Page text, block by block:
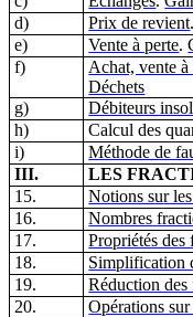
d)
Prix de revient
e)
Vente à perte.
f)
Achat, vente
Déchets
g)
Débiteurs
h)
Calcul des
i)
Méthode de
III.
LES
15.
Notions sur
16.
Nombres
17.
Propriétés des
18.
Simplification
19.
Réduction des
20.
Opérations